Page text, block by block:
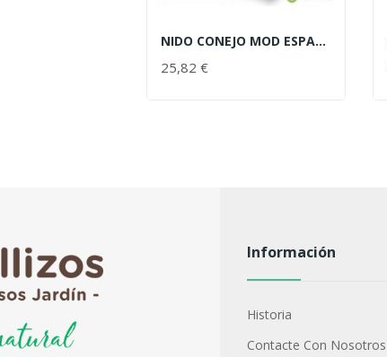
NIDO CONEJO MOD ESPACIO
25,82 €
Información
Historia
Contacte Con Nosotros